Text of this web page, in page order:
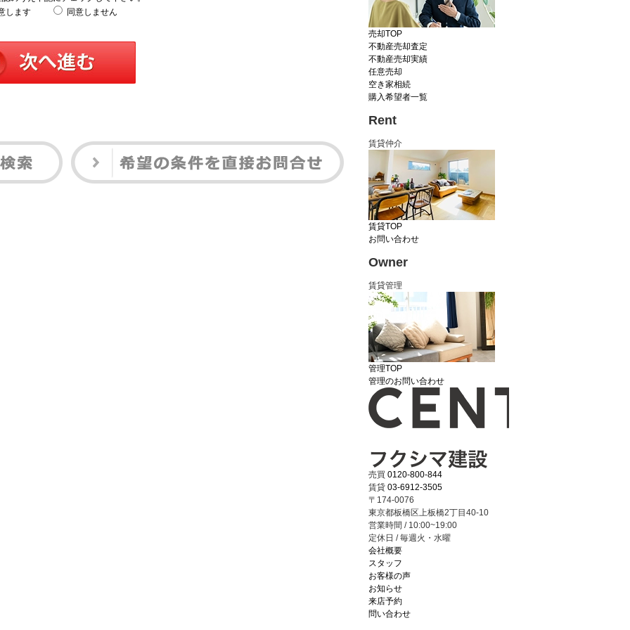
します
同意しません
売却TOP
不動産売却査定
不動産売却実績
任意売却
空き家相続
購入希望者一覧
Rent
賃貸仲介
賃貸TOP
お問い合わせ
Owner
賃貸管理
管理TOP
管理のお問い合わせ
売買 0120-800-844
賃貸 03-6912-3505
〒174-0076
東京都板橋区上板橋2丁目40-10
営業時間 / 10:00~19:00
定休日 / 毎週火・水曜
会社概要
スタッフ
お客様の声
お知らせ
来店予約
問い合わせ